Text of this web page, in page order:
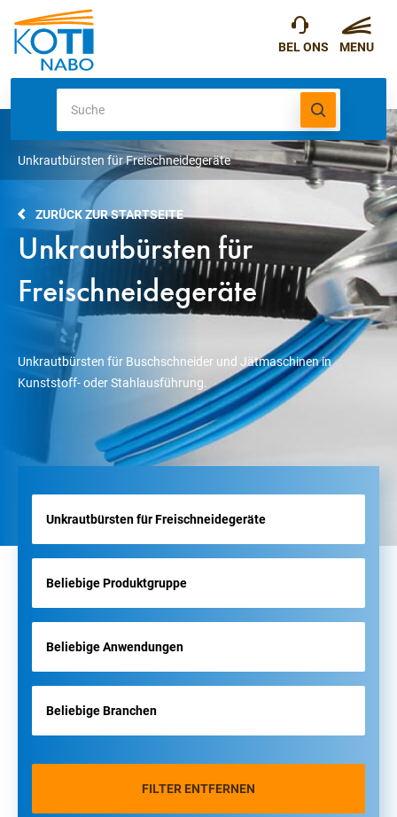
Unkrautbürsten für Freischneidegeräte
ZURÜCK ZUR STARTSEITE
Unkrautbürsten für
Freischneidegeräte
Unkrautbürsten für Buschschneider und Jätmaschinen in
Kunststoff- oder Stahlausführung.
FILTER ENTFERNEN